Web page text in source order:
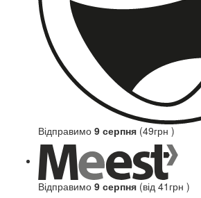
Відправимо 9 серпня (49грн )
Відправимо 9 серпня (від 41грн )